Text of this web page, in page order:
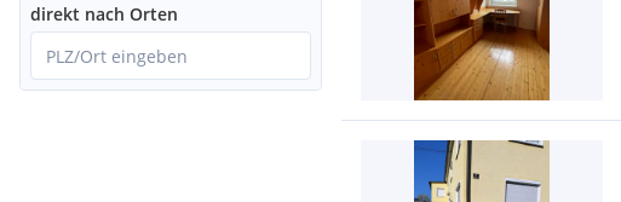
direkt nach Orten
PLZ/Ort eingeben